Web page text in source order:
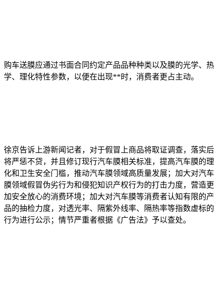
购车送膜应通过书面合同约定产品品种种类以及膜的光学、热
学、理化特性参数，以便在出现**时，消费者更占主动。
徐京告诉上游新闻记者，对于假冒上商品将取证调查，落实后
将严惩不贷，并且修订现行汽车膜相关标准，提高汽车膜的理
化和卫生安全门槛，推动汽车膜领域高质量发展；加大对汽车
膜领域假冒伪劣行为和侵犯知识产权行为的打击力度，营造更
加安全放心的消费环境；加大对汽车膜等消费者认知有限的产
品的抽检力度，对透光率、隔紫外线率、隔热率等指数虚标的
行为进行公示；情节严重者根据《广告法》予以查处。